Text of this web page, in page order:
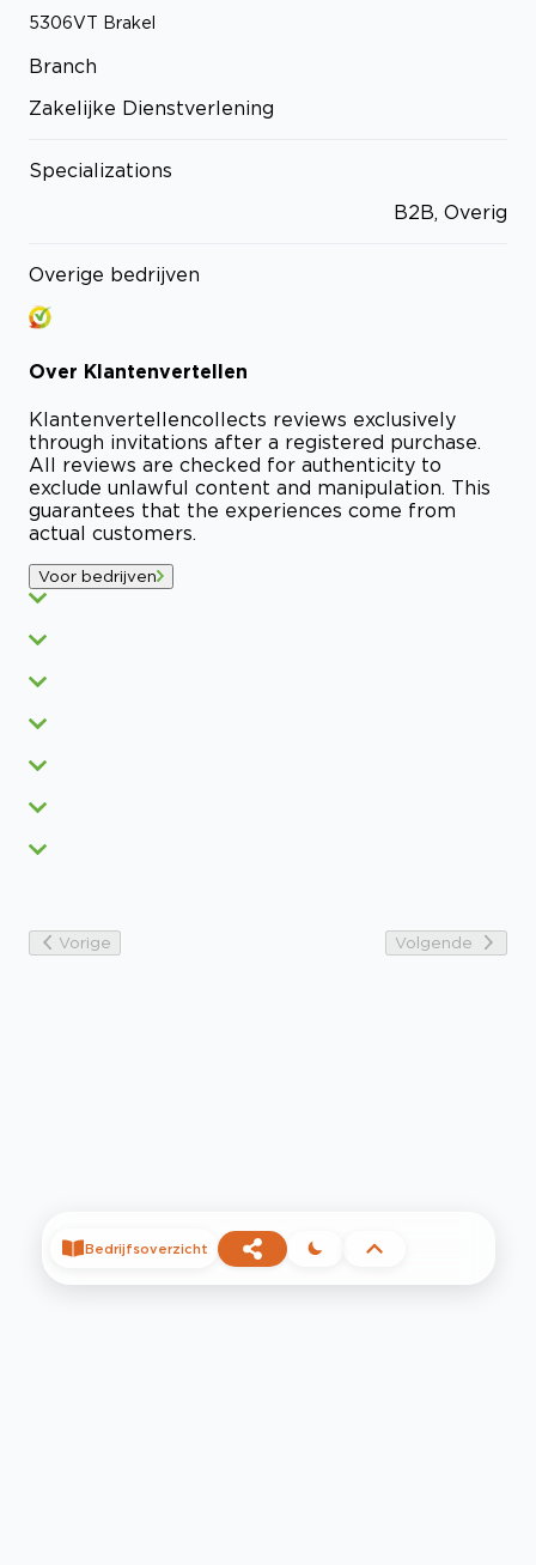
5306VT Brakel
Branch
Zakelijke Dienstverlening
Specializations
B2B, Overig
Overige bedrijven
Over Klantenvertellen
Klantenvertellencollects reviews exclusively
through invitations after a registered purchase.
All reviews are checked for authenticity to
exclude unlawful content and manipulation. This
guarantees that the experiences come from
actual customers.
Voor bedrijven
Vorige Volgende
Bedrijfsoverzicht